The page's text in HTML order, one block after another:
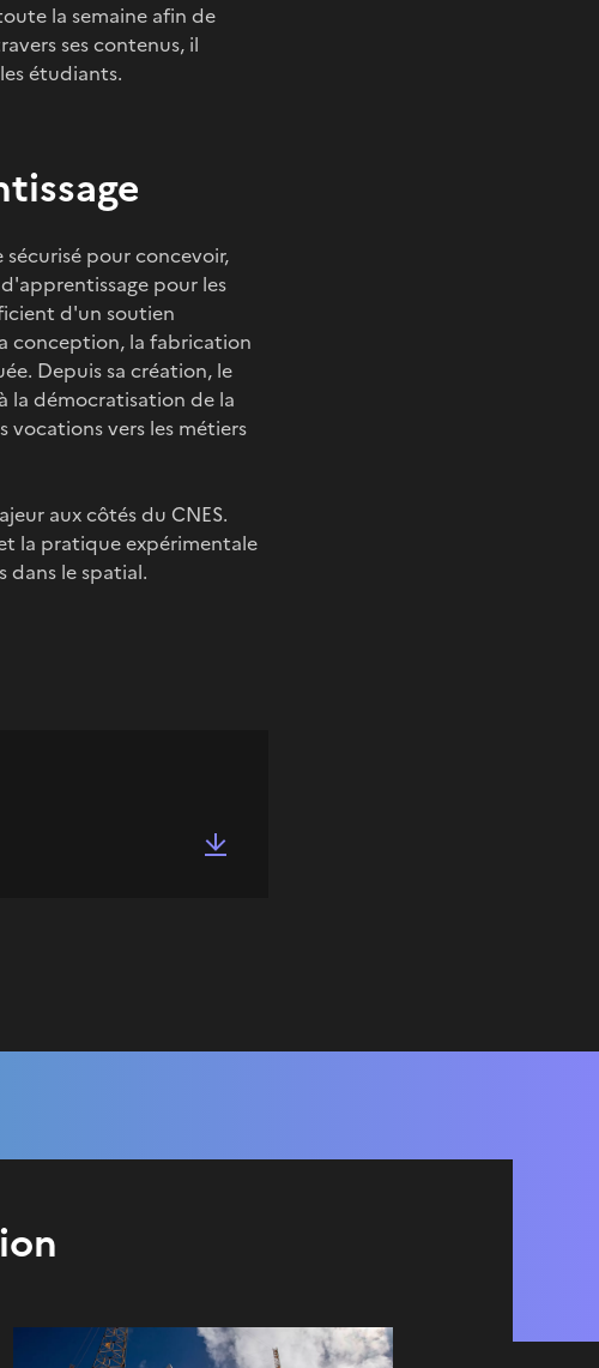
la semaine afin de
ses contenus, il
étudiants.
pour concevoir,
pour les
d'un soutien
conception, la fabrication
Depuis sa création, le
la démocratisation de la
vers les métiers
aux côtés du CNES.
la pratique expérimentale
dans le spatial.